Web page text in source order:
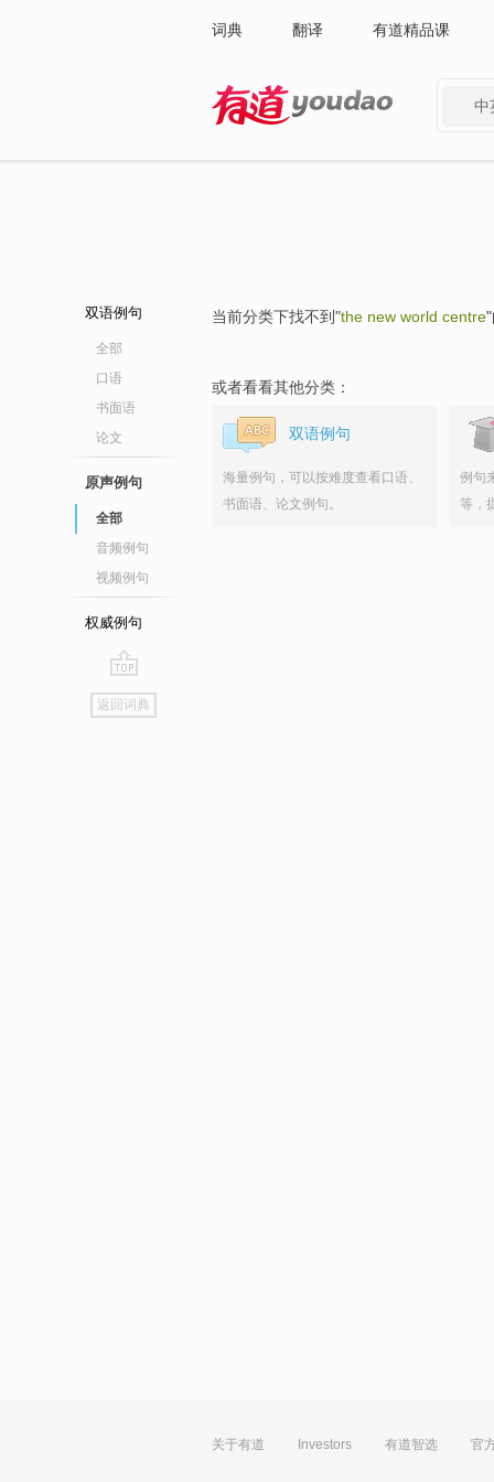
词典 翻译 有道精品课
中
双语例句
全部
口语
书面语
论文
原声例句
全部
音频例句
视频例句
权威例句
go
top
返回词典
当前分类下找不到"the new world centre"
或者看看其他分类：
双语例句
海量例句，可以按难度查看口语、
书面语、论文例句。
例句
等，
关于有道 Investors 有道智选 官